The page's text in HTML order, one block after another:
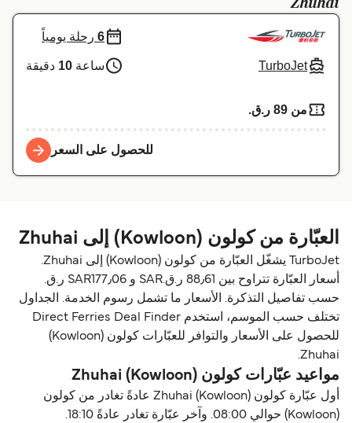
TurboJet
6 رحلة يومياً
ساعة 10 دقيقة
من 89 ر.ق.‏
للحصول على السعر
العبّارة من كولون (Kowloon) إلى Zhuhai
TurboJet يشغّل العبّارة من كولون (Kowloon) إلى Zhuhai.
أسعار العبّارة تتراوح بين 88٫61 ر.ق.‏SAR و SAR177٫06 ر.ق.‏
حسب تفاصيل التذكرة. الأسعار ما تشمل رسوم الخدمة. الجداول
تختلف حسب الموسم، استخدم Direct Ferries Deal Finder
للحصول على الأسعار والتوافر للعبّارات كولون (Kowloon)
Zhuhai.
مواعيد عبّارات كولون (Kowloon) Zhuhai
أول عبّارة كولون (Kowloon) Zhuhai عادةً تغادر من كولون
(Kowloon) حوالي 08:00. وآخر عبّارة تغادر عادةً 18:10.